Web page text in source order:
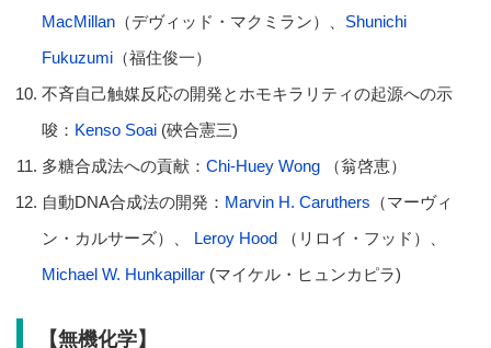
MacMillan（デヴィッド・マクミラン）、 Shunichi
Fukuzumi（福住俊一）
不斉自己触媒反応の開発とホモキラリティの起源への示
唆： Kenso Soai(硤合憲三)
多糖合成法への貢献： Chi-Huey Wong（翁啓恵）
自動DNA合成法の開発： Marvin H. Caruthers （マーヴィ
ン・カルサーズ）、 Leroy Hood（リロイ・フッド）、
Michael W. Hunkapillar(マイケル・ヒュンカピラ)
【無機化学】